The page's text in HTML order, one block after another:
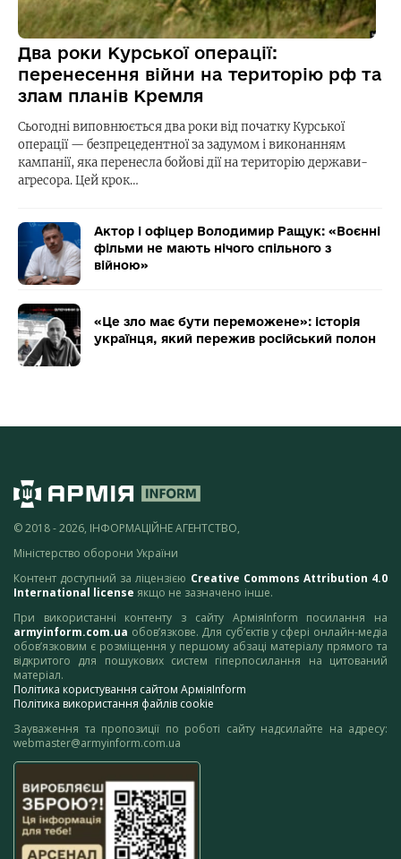
Два роки Курської операції:
перенесення війни на територію рф та
злам планів Кремля
Сьогодні виповнюється два роки від початку Курської
операції — безпрецедентної за задумом і виконанням
кампанії, яка перенесла бойові дії на територію держави-
агресора. Цей крок…
Актор і офіцер Володимир Ращук: «Воєнні
фільми не мають нічого спільного з
війною»
«Це зло має бути переможене»: історія
українця, який пережив російський полон
© 2018 - 2026, ІНФОРМАЦІЙНЕ АГЕНТСТВО,
Міністерство оборони України
Контент доступний за ліцензією Creative Commons Attribution 4.0
International license якщо не зазначено інше.
При використанні контенту з сайту АрміяInform посилання на
armyinform.com.ua обов’язкове. Для суб’єктів у сфері онлайн-медіа
обов’язковим є розміщення у першому абзаці матеріалу прямого та
відкритого для пошукових систем гіперпосилання на цитований
матеріал.
Політика користування сайтом АрміяInform
Політика використання файлів cookie
Зауваження та пропозиції по роботі сайту надсилайте на адресу:
webmaster@armyinform.com.ua